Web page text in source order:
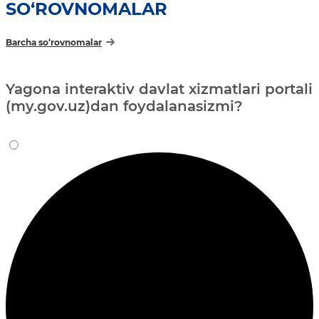
SO‘ROVNOMALAR
Barcha so‘rovnomalar
Yagona interaktiv davlat xizmatlari portali
(my.gov.uz)dan foydalanasizmi?